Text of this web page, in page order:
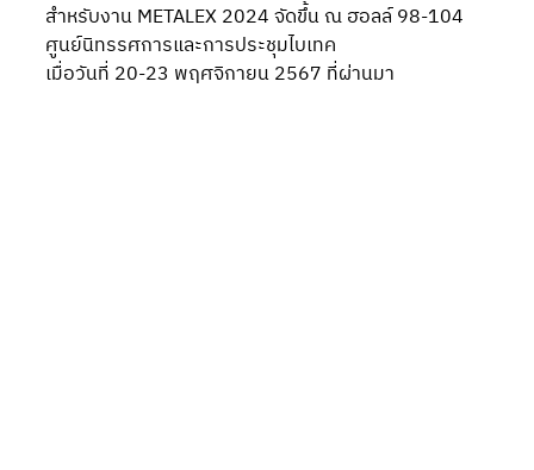
สำหรับงาน METALEX 2024 จัดขึ้น ณ ฮอลล์ 98-104
ศูนย์นิทรรศการและการประชุมไบเทค
เมื่อวันที่ 20-23 พฤศจิกายน 2567 ที่ผ่านมา